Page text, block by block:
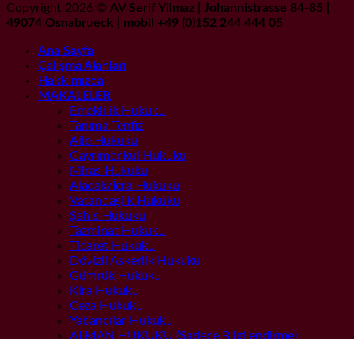
Copyright 2026 © AV Serif Yilmaz | Johannistrasse 84-85 |
49074 Osnabrueck | mobil +49 (0)152 244 444 05
Ana Sayfa
Çalışma Alanları
Hakkımızda
MAKALELER
Emeklilik Hukuku
Tanıma Tenfiz
Aile Hukuku
Gayrımenkul Hukuku
Miras Hukuku
Alacak/İcra Hukuku
Vatandaşlık Hukuku
Şahıs Hukuku
Tazminat Hukuku
Ticaret Hukuku
Dövizli Askerlik Hukuku
Gümrük Hukuku
Kira Hukuku
Ceza Hukuku
Yabancılar Hukuku
ALMAN HUKUKU (Sadece Bilgilendirme)